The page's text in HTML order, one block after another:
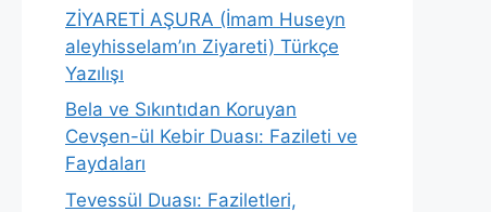
ZİYARETİ AŞURA (İmam Huseyn
aleyhisselam’ın Ziyareti) Türkçe
Yazılışı
Bela ve Sıkıntıdan Koruyan
Cevşen-ül Kebir Duası: Fazileti ve
Faydaları
Tevessül Duası: Faziletleri,